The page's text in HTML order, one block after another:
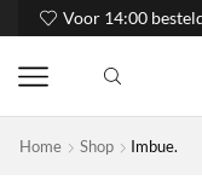
Voor 14:00
Home Shop Imbue.